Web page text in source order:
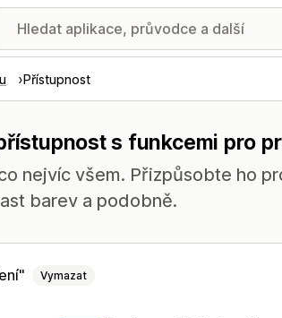
Přístupnost
s funkcemi pro
nejvíc všem. Přizpůsobte ho
barev a podobně.
Vymazat